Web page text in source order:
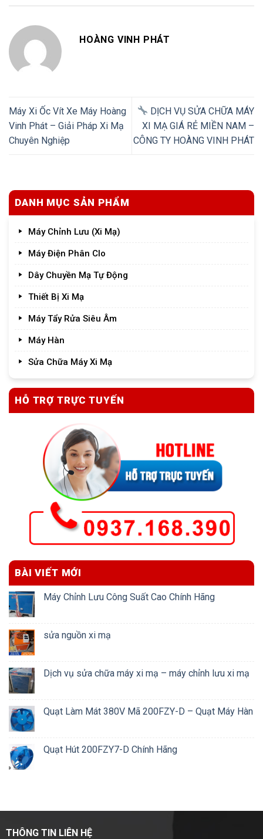
HOÀNG VINH PHÁT
Máy Xi Ốc Vít Xe Máy Hoàng
Vinh Phát – Giải Pháp Xi Mạ
Chuyên Nghiệp
DỊCH VỤ SỬA CHỮA MÁY
XI MẠ GIÁ RẺ MIỀN NAM –
CÔNG TY HOÀNG VINH PHÁT
DANH MỤC SẢN PHẨM
Máy Chỉnh Lưu (Xi Mạ)
Máy Điện Phân Clo
Dây Chuyền Mạ Tự Động
Thiết Bị Xi Mạ
Máy Tẩy Rửa Siêu Âm
Máy Hàn
Sửa Chữa Máy Xi Mạ
HỖ TRỢ TRỰC TUYẾN
BÀI VIẾT MỚI
Máy Chỉnh Lưu Công Suất Cao Chính Hãng
sửa nguồn xi mạ
Dịch vụ sửa chữa máy xi mạ – máy chỉnh lưu xi mạ
Quạt Làm Mát 380V Mã 200FZY-D – Quạt Máy Hàn
Quạt Hút 200FZY7-D Chính Hãng
THÔNG TIN LIÊN HỆ